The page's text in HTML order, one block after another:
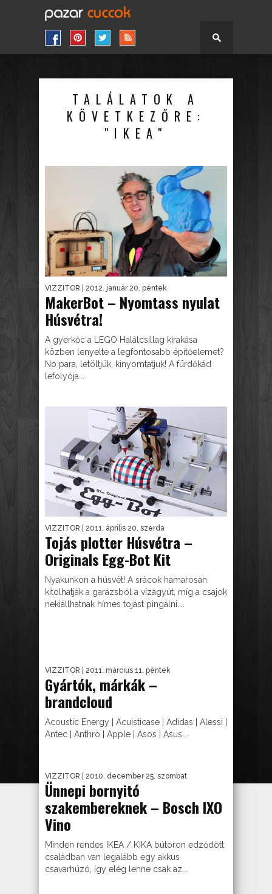
TALÁLATOK A
KÖVETKEZŐRE:
"IKEA"
VIZZITOR | 2012. január 20. péntek
MakerBot – Nyomtass nyulat
Húsvétra!
A gyerkőc a LEGO Halálcsillag kirakása
közben lenyelte a legfontosabb építőelemet?
No para, letöltjük, kinyomtatjuk! A fürdőkád
lefolyója...
VIZZITOR | 2011. április 20. szerda
Tojás plotter Húsvétra –
Originals Egg-Bot Kit
Nyakunkon a húsvét! A srácok hamarosan
kitolhatják a garázsból a vízágyút, míg a csajok
nekiállhatnak hímes tojást pingálni....
VIZZITOR | 2011. március 11. péntek
Gyártók, márkák –
brandcloud
Acoustic Energy | Acuisticase | Adidas | Alessi |
Antec | Anthro | Apple | Asos | Asus...
VIZZITOR | 2010. december 25. szombat
Ünnepi bornyitó
szakembereknek – Bosch IXO
Vino
Minden rendes IKEA / KIKA bútoron edződött
családban van legalább egy akkus
csavarhúzó, így elég lenne csak az...